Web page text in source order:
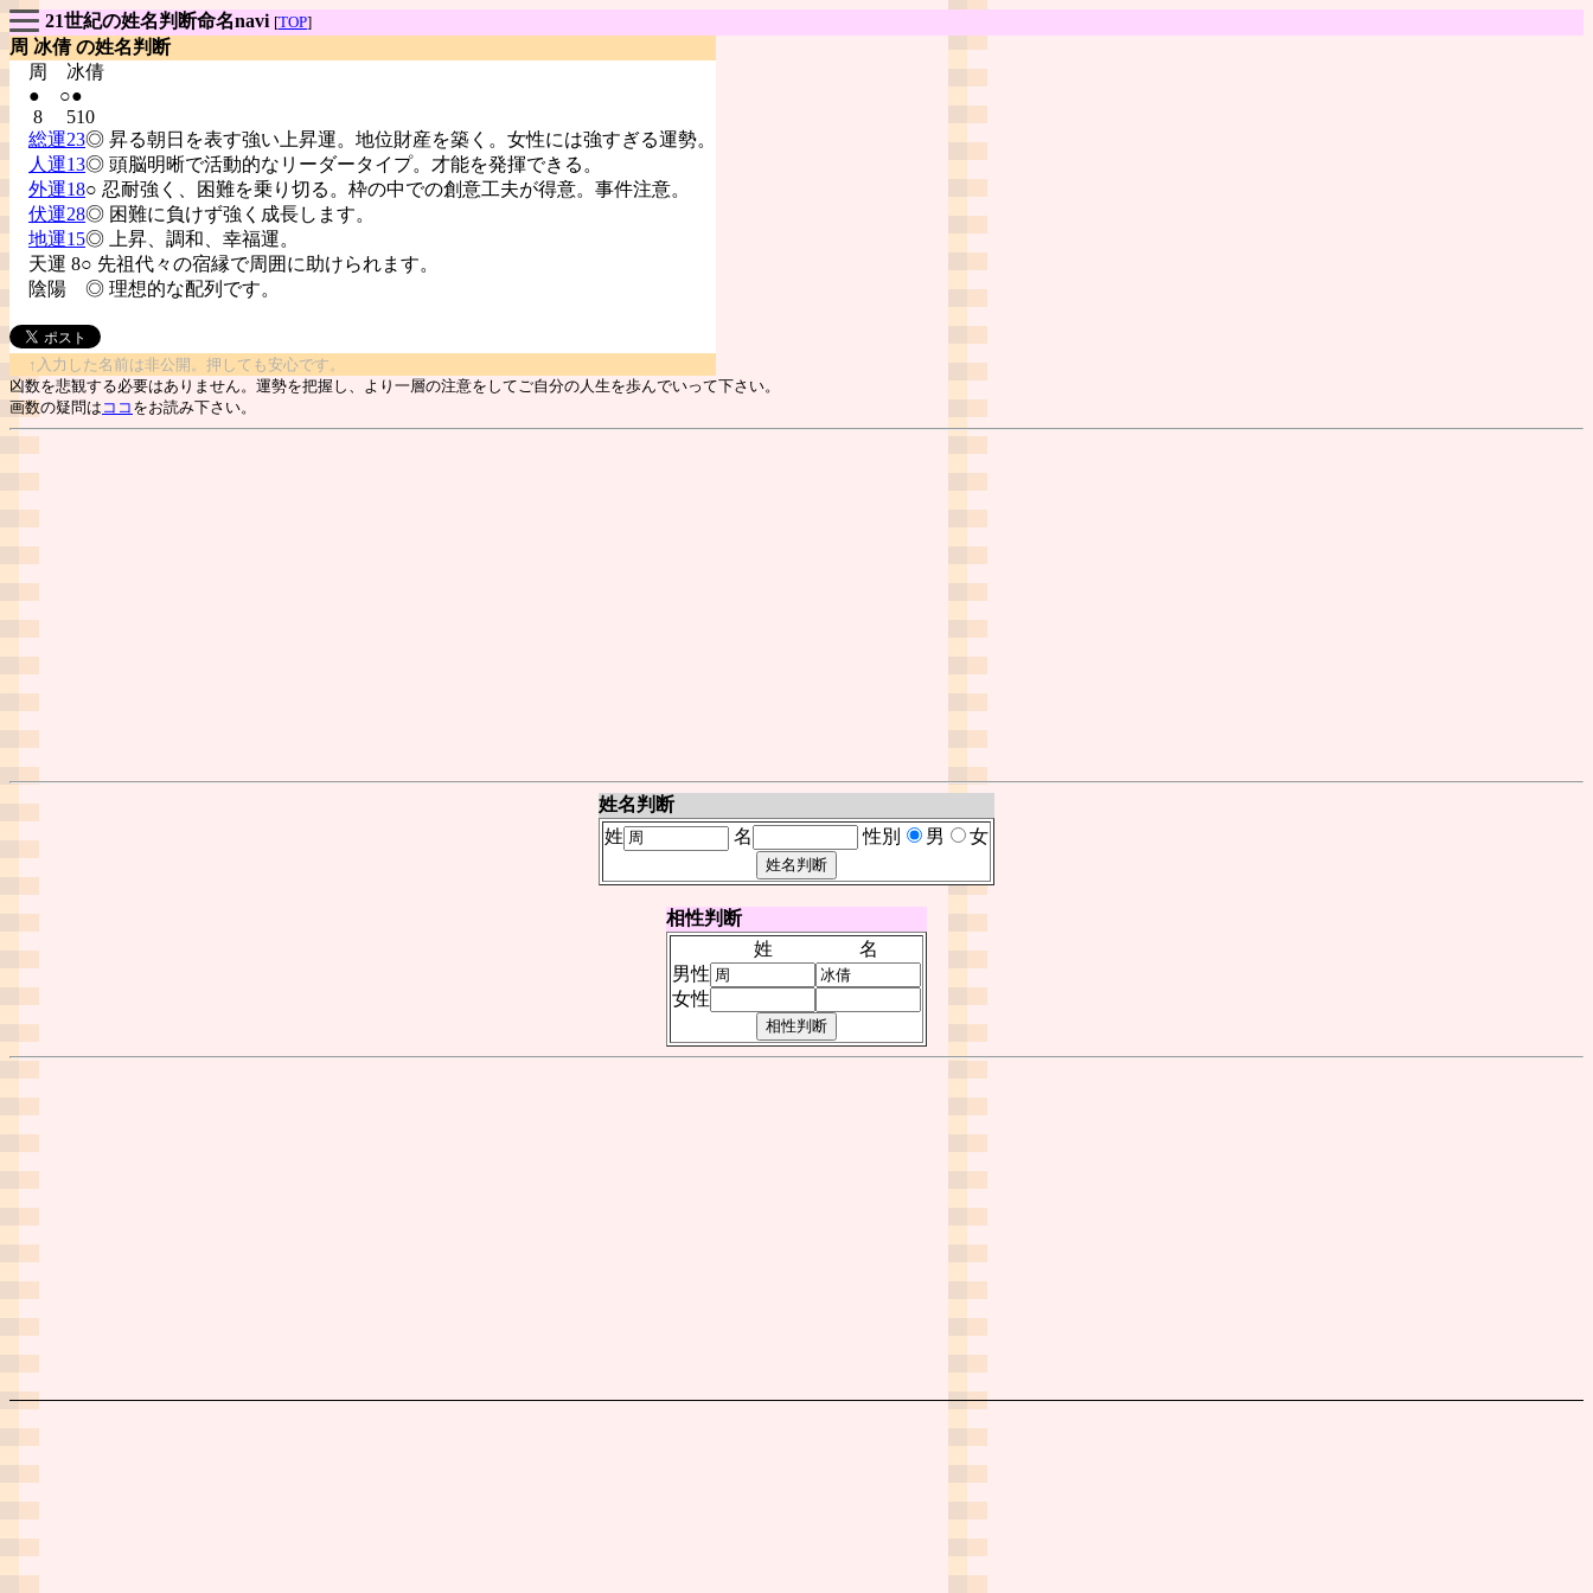
21世紀の姓名判断命名navi [TOP]
周 冰倩 の姓名判断
周 冰倩
● ○●
8 510
総運23◎ 昇る朝日を表す強い上昇運。地位財産を築く。女性には強すぎる運勢。
人運13◎ 頭脳明晰で活動的なリーダータイプ。才能を発揮できる。
外運18○ 忍耐強く、困難を乗り切る。枠の中での創意工夫が得意。事件注意。
伏運28◎ 困難に負けず強く成長します。
地運15◎ 上昇、調和、幸福運。
天運 8○ 先祖代々の宿縁で周囲に助けられます。
陰陽 ◎ 理想的な配列です。
↑入力した名前は非公開。押しても安心です。
凶数を悲観する必要はありません。運勢を把握し、より一層の注意をしてご自分の人生を歩んでいって下さい。
画数の疑問は ココ をお読み下さい。
姓名判断
姓
名 性別 男 女
相性判断
姓
名
男性
女性